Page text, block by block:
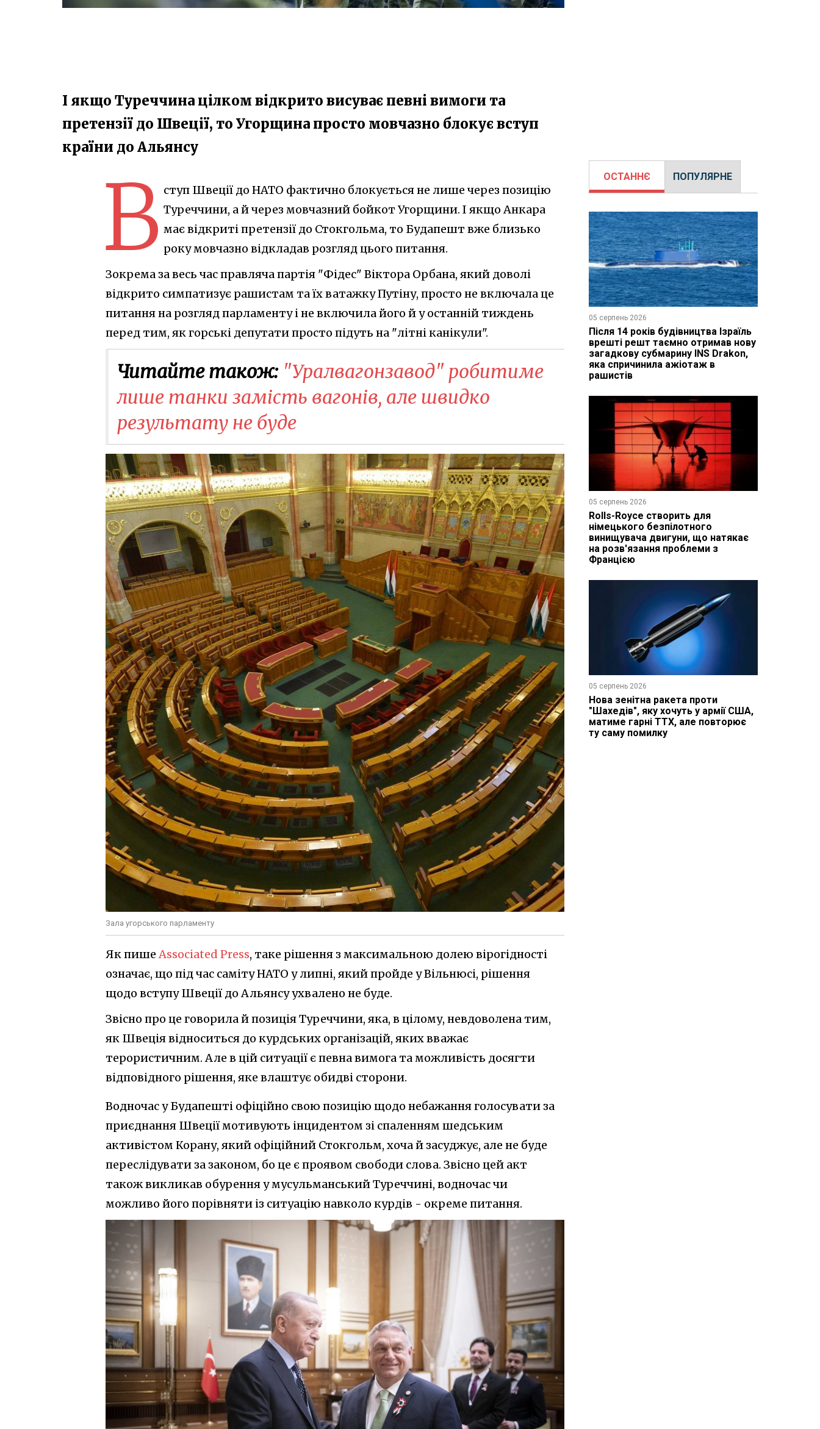
І якщо Туреччина цілком відкрито висуває певні вимоги та
претензії до Швеції, то Угорщина просто мовчазно блокує вступ
країни до Альянсу
В ступ Швеції до НАТО фактично блокується не лише через позицію
Туреччини, а й через мовчазний бойкот Угорщини. І якщо Анкара
має відкриті претензії до Стокгольма, то Будапешт вже близько
року мовчазно відкладав розгляд цього питання.
Зокрема за весь час правляча партія "Фідес" Віктора Орбана, який доволі
відкрито симпатизує рашистам та їх ватажку Путіну, просто не включала це
питання на розгляд парламенту і не включила його й у останній тиждень
перед тим, як горські депутати просто підуть на "літні канікули".
Читайте також: "Уралвагонзавод" робитиме
лише танки замість вагонів, але швидко
результату не буде
Зала угорського парламенту
Як пише Associated Press, таке рішення з максимальною долею вірогідності
означає, що під час саміту НАТО у липні, який пройде у Вільнюсі, рішення
щодо вступу Швеції до Альянсу ухвалено не буде.
Звісно про це говорила й позиція Туреччини, яка, в цілому, невдоволена тим,
як Швеція відноситься до курдських організацій, яких вважає
терористичним. Але в цій ситуації є певна вимога та можливість досягти
відповідного рішення, яке влаштує обидві сторони.
Водночас у Будапешті офіційно свою позицію щодо небажання голосувати за
приєднання Швеції мотивують інцидентом зі спаленням шедським
активістом Корану, який офіційний Стокгольм, хоча й засуджує, але не буде
переслідувати за законом, бо це є проявом свободи слова. Звісно цей акт
також викликав обурення у мусульманський Туреччині, водночас чи
можливо його порівняти із ситуацію навколо курдів - окреме питання.
ОСТАННЄ ПОПУЛЯРНЕ
05 серпень 2026
Після 14 років будівництва Ізраїль
врешті решт таємно отримав нову
загадкову субмарину INS Drakon,
яка спричинила ажіотаж в
рашистів
05 серпень 2026
Rolls-Royce створить для
німецького безпілотного
винищувача двигуни, що натякає
на розв'язання проблеми з
Францією
05 серпень 2026
Нова зенітна ракета проти
"Шахедів", яку хочуть у армії США,
матиме гарні ТТХ, але повторює
ту саму помилку